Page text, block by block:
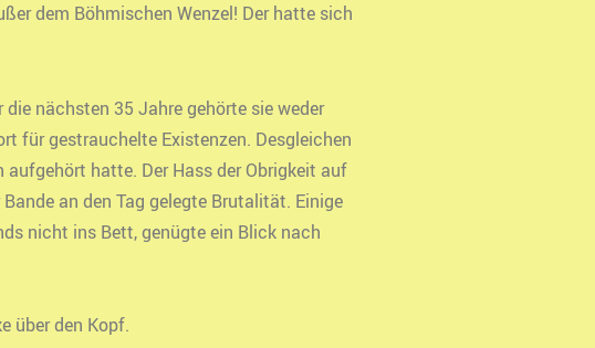
dem Böhmischen Wenzel! Der hatte sich
nächsten 35 Jahre gehörte sie weder
für gestrauchelte Existenzen. Desgleichen
aufgehört hatte. Der Hass der Obrigkeit auf
an den Tag gelegte Brutalität. Einige
nicht ins Bett, genügte ein Blick nach
über den Kopf.